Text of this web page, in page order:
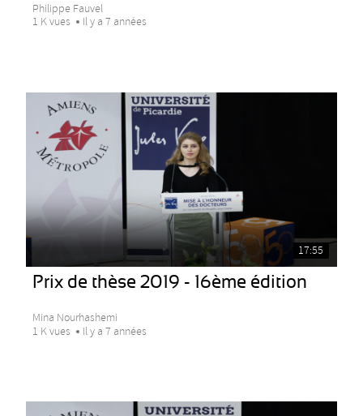
Philippe Fauvel
1 K vues
Il y a 7 années
17:55
Prix de thèse 2019 - 16ème édition
Mina Nourhashemi
1 K vues
Il y a 7 années